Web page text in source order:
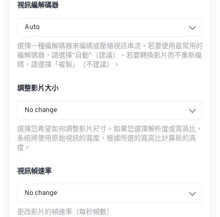
視訊編解碼器
Auto
選擇一種編解碼器來編碼或壓縮視訊串流。若要使用最常用的
編解碼器，請選擇“自動”（建議）。若要轉換影片而不重新編
碼，請選擇「複製」（不建議）。
調整影片大小
No change
選擇您希望如何調整影片尺寸。如果您選擇解析度或寬高比，
系統將使用原始視訊的寬度，根據所選的寬高比計算新的高
度。
視訊幀速率
No change
更改影片的幀速率（每秒幀數）